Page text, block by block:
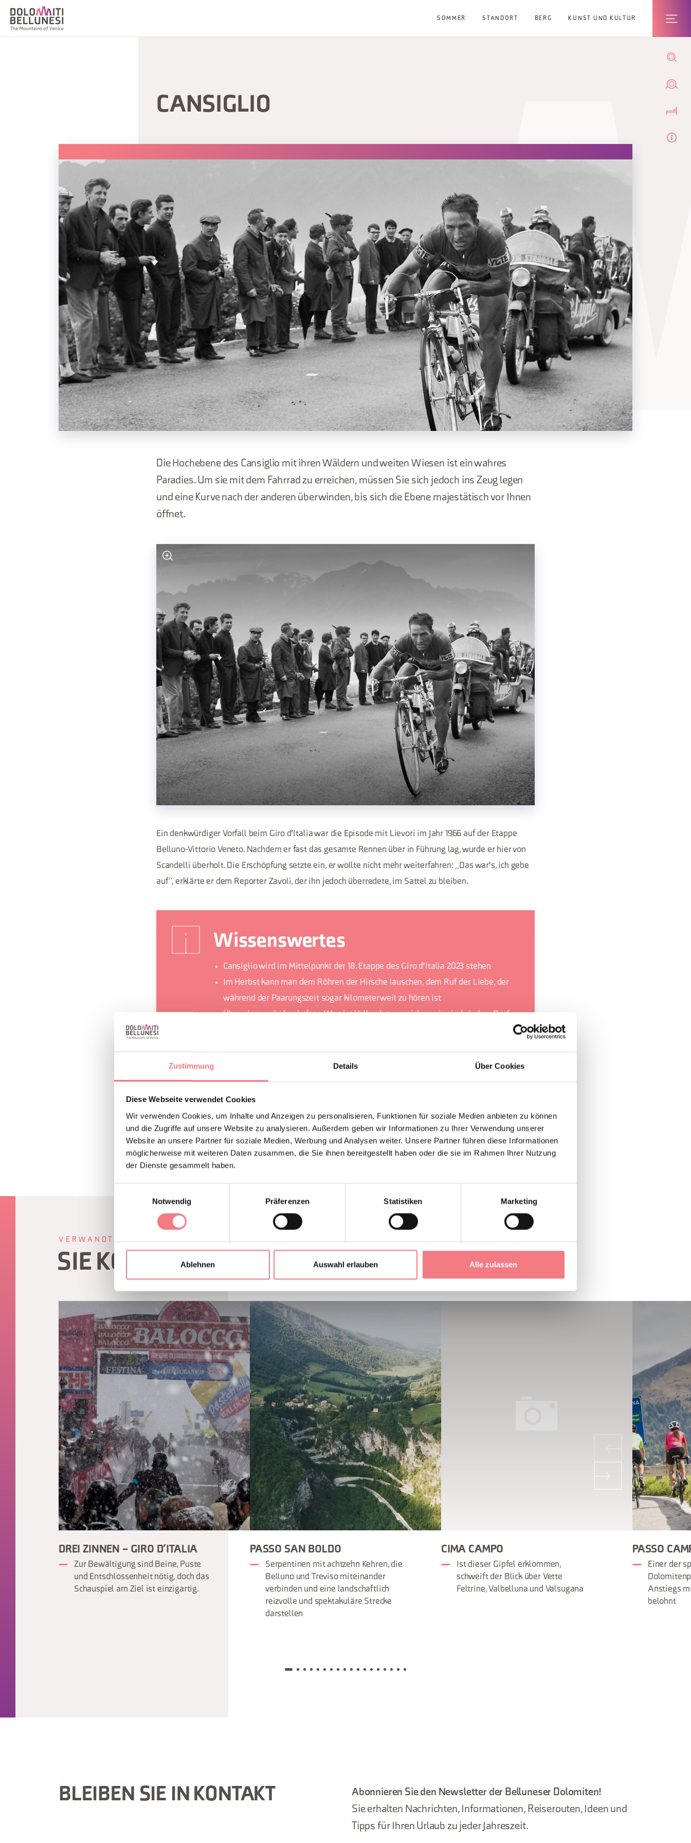
Zustimmung Details Über Cookies
Diese Webseite verwendet Cookies
Wir verwenden Cookies, um Inhalte und Anzeigen zu personalisieren, Funktionen für soziale Medien anbieten zu können
und die Zugriffe auf unsere Website zu analysieren. Außerdem geben wir Informationen zu Ihrer Verwendung unserer
Website an unsere Partner für soziale Medien, Werbung und Analysen weiter. Unsere Partner führen diese Informationen
möglicherweise mit weiteren Daten zusammen, die Sie ihnen bereitgestellt haben oder die sie im Rahmen Ihrer Nutzung
der Dienste gesammelt haben.
Notwendig
Präferenzen Statistiken Marketing
Ablehnen Auswahl erlauben Alle zulassen
SOMMER STANDORT BERG KUNST UND KULTUR
CANSIGLIO
Die Hochebene des Cansiglio mit ihren Wäldern und weiten Wiesen ist ein wahres
Paradies. Um sie mit dem Fahrrad zu erreichen, müssen Sie sich jedoch ins Zeug legen
und eine Kurve nach der anderen überwinden, bis sich die Ebene majestätisch vor Ihnen
öffnet.
Ein denkwürdiger Vorfall beim Giro d'Italia war die Episode mit Lievori im Jahr 1966 auf der Etappe
Belluno-Vittorio Veneto. Nachdem er fast das gesamte Rennen über in Führung lag, wurde er hier von
Scandelli überholt. Die Erschöpfung setzte ein, er wollte nicht mehr weiterfahren: „Das war's, ich gebe
auf“, erklärte er dem Reporter Zavoli, der ihn jedoch überredete, im Sattel zu bleiben.
Wissenswertes
Cansiglio wird im Mittelpunkt der 18. Etappe des Giro d'Italia 2023 stehen
Im Herbst kann man dem Röhren der Hirsche lauschen, dem Ruf der Liebe, der
während der Paarungszeit sogar kilometerweit zu hören ist
Über einen märchenhaften Weg ist Vallorch zu erreichen, ein zimbrisches Dorf
INFORMATIONEN ANFORDERN
VERWANDTER INHALT
SIE KÖNNEN AUCH MÖGEN
DREI ZINNEN – GIRO D’ITALIA
Zur Bewältigung sind Beine, Puste
und Entschlossenheit nötig, doch das
Schauspiel am Ziel ist einzigartig.
PASSO SAN BOLDO
Serpentinen mit achtzehn Kehren, die
Belluno und Treviso miteinander
verbinden und eine landschaftlich
reizvolle und spektakuläre Strecke
darstellen
CIMA CAMPO
Ist dieser Gipfel erklommen,
schweift der Blick über Vette
Feltrine, Valbelluna und Valsugana
PASSO
Einer der
Anstiegs
belohnt
BLEIBEN SIE IN KONTAKT
Abonnieren Sie den Newsletter der Belluneser Dolomiten!
Sie erhalten Nachrichten, Informationen, Reiserouten, Ideen und
Tipps für Ihren Urlaub zu jeder Jahreszeit.